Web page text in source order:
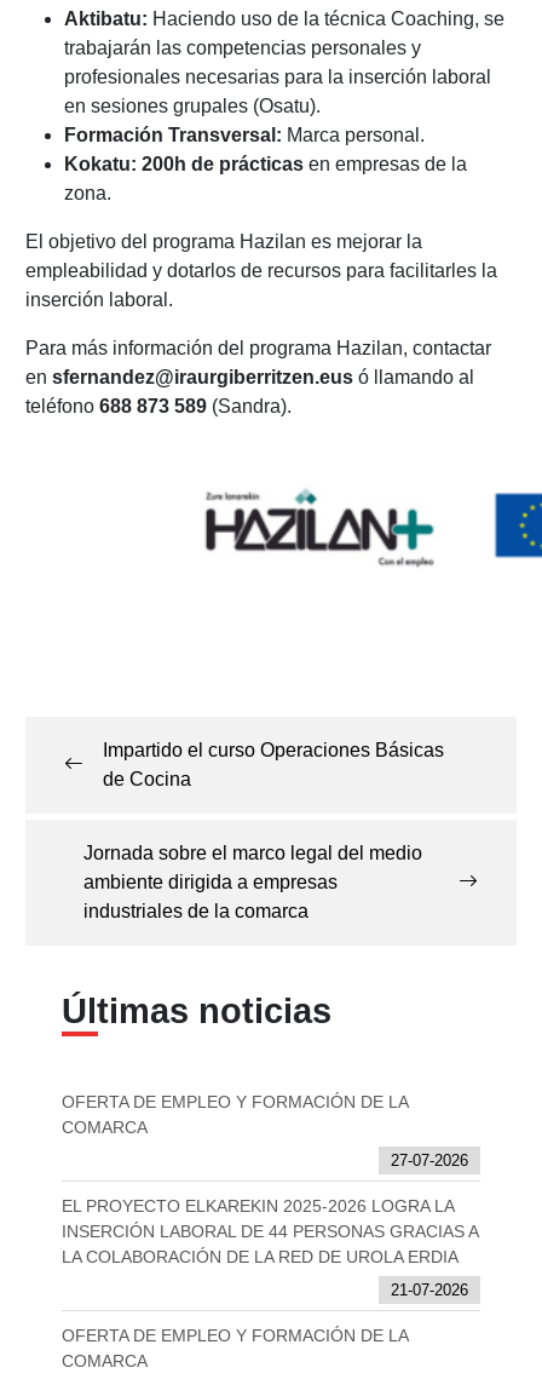
Aktibatu: Haciendo uso de la técnica Coaching, se
trabajarán las competencias personales y
profesionales necesarias para la inserción laboral
en sesiones grupales (Osatu).
Formación Transversal: Marca personal.
Kokatu: 200h de prácticasen empresas de la
zona.
El objetivo del programa Hazilan es mejorar la
empleabilidad y dotarlos de recursos para facilitarles la
inserción laboral.
Para más información del programa Hazilan, contactar
en sfernandez@iraurgiberritzen.eusó llamando al
teléfono 688 873 589(Sandra).
entradas
Impartido el curso Operaciones Básicas
de Cocina
Jornada sobre el marco legal del medio
ambiente dirigida a empresas
industriales de la comarca
Últimas noticias
OFERTA DE EMPLEO Y FORMACIÓN DE LA
COMARCA
27-07-2026
EL PROYECTO ELKAREKIN 2025-2026 LOGRA LA
INSERCIÓN LABORAL DE 44 PERSONAS GRACIAS A
LA COLABORACIÓN DE LA RED DE UROLA ERDIA
21-07-2026
OFERTA DE EMPLEO Y FORMACIÓN DE LA
COMARCA